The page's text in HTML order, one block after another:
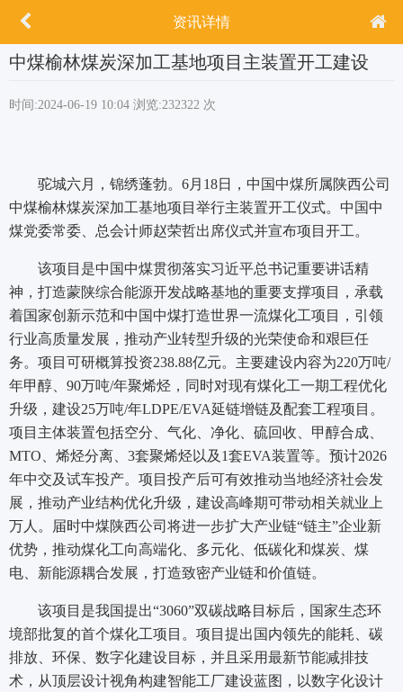
资讯详情
中煤榆林煤炭深加工基地项目主装置开工建设
时间:2024-06-19 10:04 浏览:232322 次
驼城六月，锦绣蓬勃。6月18日，中国中煤所属陕西公司
中煤榆林煤炭深加工基地项目举行主装置开工仪式。中国中
煤党委常委、总会计师赵荣哲出席仪式并宣布项目开工。
该项目是中国中煤贯彻落实习近平总书记重要讲话精
神，打造蒙陕综合能源开发战略基地的重要支撑项目，承载
着国家创新示范和中国中煤打造世界一流煤化工项目，引领
行业高质量发展，推动产业转型升级的光荣使命和艰巨任
务。项目可研概算投资238.88亿元。主要建设内容为220万吨/
年甲醇、90万吨/年聚烯烃，同时对现有煤化工一期工程优化
升级，建设25万吨/年LDPE/EVA延链增链及配套工程项目。
项目主体装置包括空分、气化、净化、硫回收、甲醇合成、
MTO、烯烃分离、3套聚烯烃以及1套EVA装置等。预计2026
年中交及试车投产。项目投产后可有效推动当地经济社会发
展，推动产业结构优化升级，建设高峰期可带动相关就业上
万人。届时中煤陕西公司将进一步扩大产业链“链主”企业新
优势，推动煤化工向高端化、多元化、低碳化和煤炭、煤
电、新能源耦合发展，打造致密产业链和价值链。
该项目是我国提出“3060”双碳战略目标后，国家生态环
境部批复的首个煤化工项目。项目提出国内领先的能耗、碳
排放、环保、数字化建设目标，并且采用最新节能减排技
术，从顶层设计视角构建智能工厂建设蓝图，以数字化设计